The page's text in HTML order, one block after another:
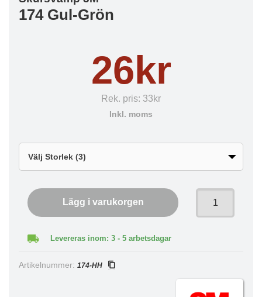
174 Gul-Grön
26kr
Rek. pris: 33kr
Inkl. moms
Lägg i varukorgen
Levereras inom: 3 - 5 arbetsdagar
Artikelnummer: 174-HH